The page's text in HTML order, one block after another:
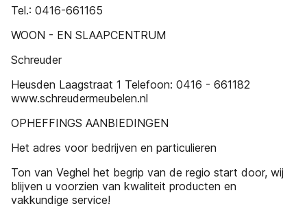
Tel.: 0416-661165
WOON - EN SLAAPCENTRUM
Schreuder
Heusden Laagstraat 1 Telefoon: 0416 - 661182
www.schreudermeubelen.nl
OPHEFFINGS AANBIEDINGEN
Het adres voor bedrijven en particulieren
Ton van Veghel het begrip van de regio start door, wij
blijven u voorzien van kwaliteit producten en
vakkundige service!